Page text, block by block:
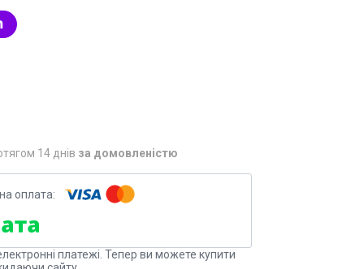
14 днів за домовленістю
платежі. Тепер ви можете купити